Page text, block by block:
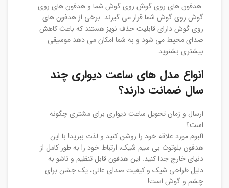
هدفون های روی گوش روی گوش شما و هدفون های روی
گوش روی گوش شما قرار می گیرند. برخی از هدفون های
روی گوش دارای قابلیت حذف نویز هستند که باعث کاهش
صدای محیط می شود و به شما امکان می دهد موسیقی
بیشتری بشنوید.
انواع مدل های ساعت دیواری چند
سال ضمانت دارند؟
ارسال و زمان تحویل ساعت دیواری برای مشتری چگونه
است؟
آلبوم مورد علاقه خود را روشن کنید و لذت ببرید! با این
هدفون بلوتوث بی سیم شیک، ارتباط خود را به طور کامل از
دنیای خارج جدا کنید. این هدفون قابل تنظیم و تاشو به
دلیل طراحی شیک و کیفیت صدای عالی، یک جشن برای
چشم و گوش است!